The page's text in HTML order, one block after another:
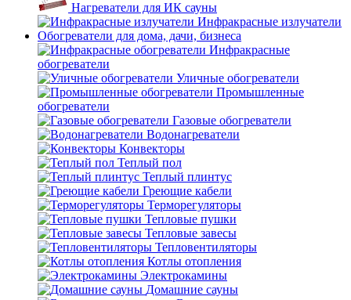
Нагреватели для ИК сауны
Инфракрасные излучатели
Обогреватели для дома, дачи, бизнеса
Инфракрасные
обогреватели
Уличные обогреватели
Промышленные
обогреватели
Газовые обогреватели
Водонагреватели
Конвекторы
Теплый пол
Теплый плинтус
Греющие кабели
Терморегуляторы
Тепловые пушки
Тепловые завесы
Тепловентиляторы
Котлы отопления
Электрокамины
Домашние сауны